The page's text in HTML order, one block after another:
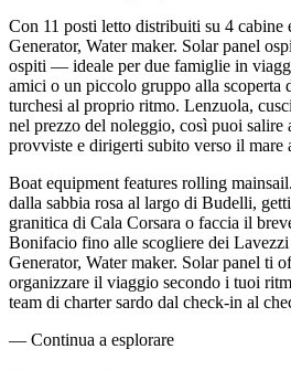
Con 11 posti letto distribuiti su 4
Generator, Water maker. Solar panel
ospiti — ideale per due famiglie in
amici o un piccolo gruppo alla scoperta
turchesi al proprio ritmo. Lenzuola,
nel prezzo del noleggio, così puoi salire
provviste e dirigerti subito verso il mare
Boat equipment features rolling
dalla sabbia rosa al largo di Budelli,
granitica di Cala Corsara o faccia il
Bonifacio fino alle scogliere dei
Generator, Water maker. Solar panel ti
organizzare il viaggio secondo i tuoi
team di charter sardo dal check-in al
— Continua a esplorare